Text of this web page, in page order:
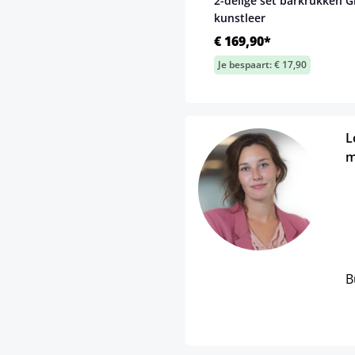
kunstleer
€ 169,90*
Je bespaart: € 17,90